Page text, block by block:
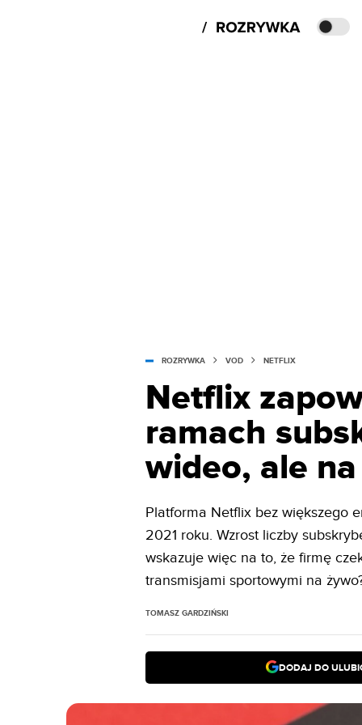
ROZRYWKA VOD NETFLIX
Netflix
ramach
wideo, ale
Platforma Netflix bez większego
2021 roku. Wzrost liczby
wskazuje więc na to, że firmę
transmisjami sportowymi na
TOMASZ GARDZIŃSKI
DODAJ DO